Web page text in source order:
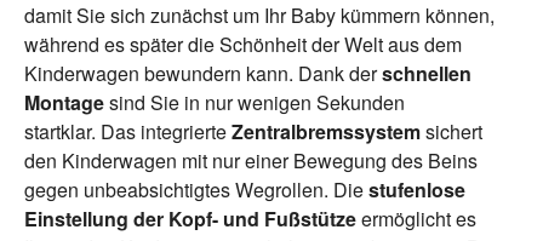
damit Sie sich zunächst um Ihr Baby kümmern können,
während es später die Schönheit der Welt aus dem
Kinderwagen bewundern kann. Dank derschnellen
Montagesind Sie in nur wenigen Sekunden
startklar. Das integrierteZentralbremssystemsichert
den Kinderwagen mit nur einer Bewegung des Beins
gegen unbeabsichtigtes Wegrollen. Diestufenlose
Einstellung der Kopf- und Fußstützeermöglicht es